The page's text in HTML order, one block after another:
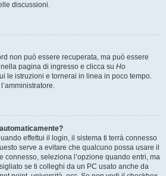
discussioni.
non può essere recuperata, ma può essere
pagina di ingresso e clicca su Ho
le istruzioni e tornerai in linea in poco tempo.
effettui il login, il sistema ti terrà connesso
serve a evitare che qualcuno possa usare il
connesso, seleziona l’opzione quando entri, ma
se ti colleghi da un PC usato anche da